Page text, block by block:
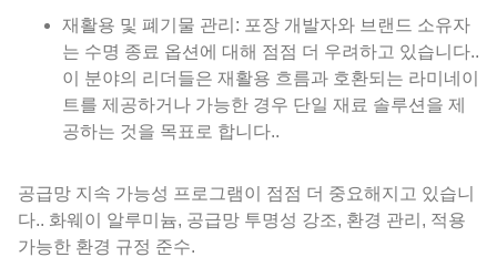
재활용 및 폐기물 관리: 포장 개발자와 브랜드 소유자
는 수명 종료 옵션에 대해 점점 더 우려하고 있습니다..
이 분야의 리더들은 재활용 흐름과 호환되는 라미네이
트를 제공하거나 가능한 경우 단일 재료 솔루션을 제
공하는 것을 목표로 합니다..
공급망 지속 가능성 프로그램이 점점 더 중요해지고 있습니
다.. 화웨이 알루미늄, 공급망 투명성 강조, 환경 관리, 적용
가능한 환경 규정 준수.